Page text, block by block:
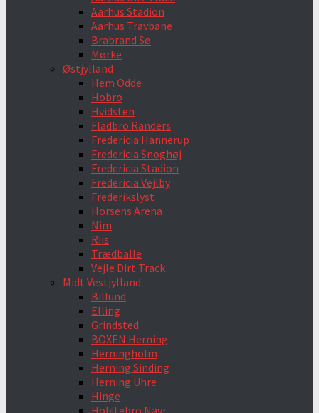
Aarhus Stadion
Aarhus Travbane
Brabrand Sø
Mørke
Østjylland
Hem Odde
Hobro
Hvidsten
Fladbro Randers
Fredericia Hannerup
Fredericia Snoghøj
Fredericia Stadion
Fredericia Vejlby
Frederikslyst
Horsens Arena
Nim
Riis
Trædballe
Vejle Dirt Track
Midt Vestjylland
Billund
Elling
Grindsted
BOXEN Herning
Herningholm
Herning Sinding
Herning Uhre
Hinge
Holstebro Navr